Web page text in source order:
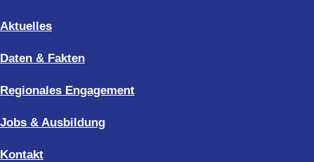
Aktuelles
Daten & Fakten
Regionales Engagement
Jobs & Ausbildung
Kontakt